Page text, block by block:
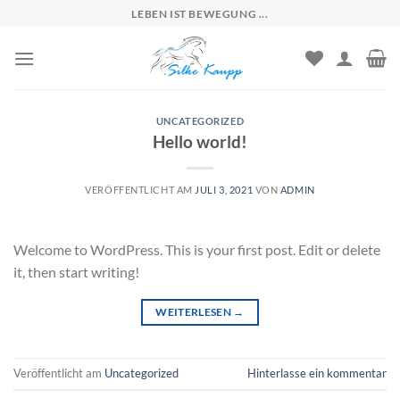
content
LEBEN IST BEWEGUNG ...
UNCATEGORIZED
Hello world!
VERÖFFENTLICHT AM JULI 3, 2021 VON ADMIN
Welcome to WordPress. This is your first post. Edit or delete
it, then start writing!
WEITERLESEN →
Veröffentlicht am Uncategorized Hinterlasse ein kommentar